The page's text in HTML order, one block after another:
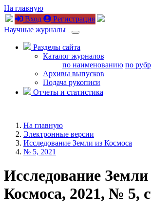
На главную
Вход
Регистрация
Научные журналы
Разделы сайта
Каталог журналов
по наименованию по
Архивы выпусков
Подача рукописи
Отчеты и статистика
На главную
Электронные версии
Исследование Земли из Космоса
№ 5, 2021
Исследование Земли
Космоса, 2021, № 5,